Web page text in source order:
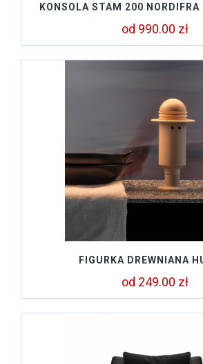
KONSOLA STAM 200 NORDIFRA
od 990.00 zł
FIGURKA DREWNIANA
od 249.00 zł